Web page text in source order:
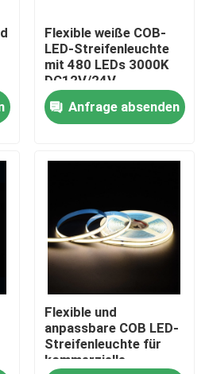
Flexible weiße COB-
LED-Streifenleuchte
mit 480 LEDs 3000K
DC12V/24V
Anfrage absenden
Flexible und
anpassbare COB LED-
Streifenleuchte für
kommerzielle